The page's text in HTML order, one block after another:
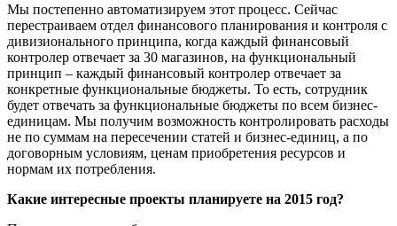
Мы постепенно автоматизируем этот процесс. Сейчас
перестраиваем отдел финансового планирования и контроля с
дивизионального принципа, когда каждый финансовый
контролер отвечает за 30 магазинов, на функциональный
принцип – каждый финансовый контролер отвечает за
конкретные функциональные бюджеты. То есть, сотрудник
будет отвечать за функциональные бюджеты по всем бизнес-
единицам. Мы получим возможность контролировать расходы
не по суммам на пересечении статей и бизнес-единиц, а по
договорным условиям, ценам приобретения ресурсов и
нормам их потребления.
Какие интересные проекты планируете на 2015 год?